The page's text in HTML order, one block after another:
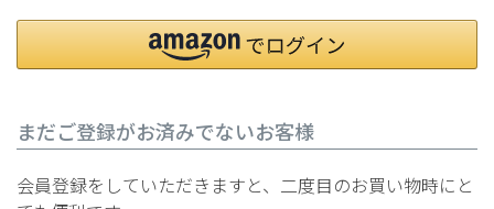
まだご登録がお済みでないお客様
会員登録をしていただきますと、二度目のお買い物時にと